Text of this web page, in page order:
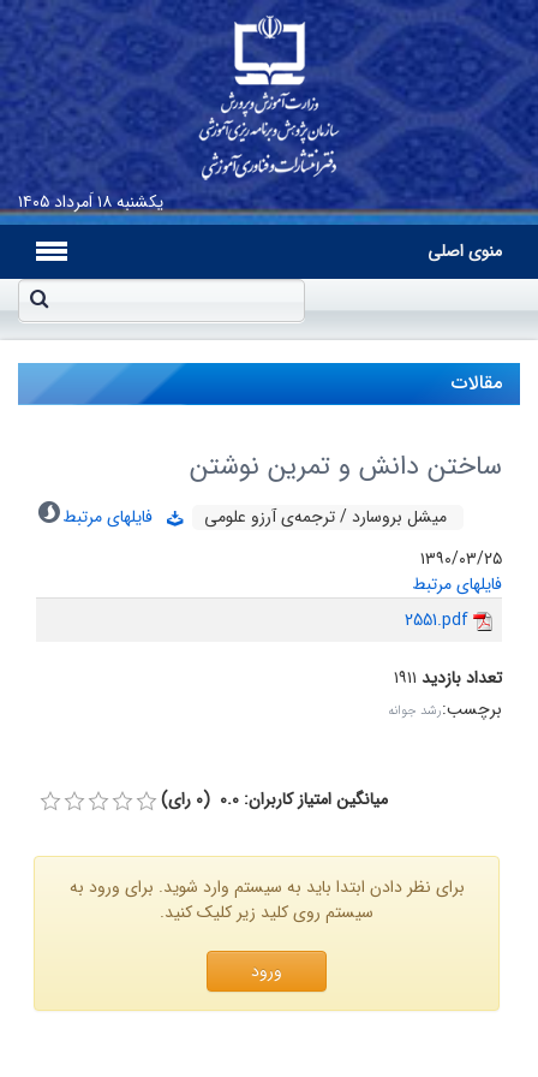
یکشنبه۱۸ اَمرداد ۱۴۰۵
منوی اصلی
مقالات
ساختن دانش و تمرین نوشتن
میشل بروسارد / ترجمه‌ی آرزو علومى
فایلهای مرتبط
۱۳۹۰/۰۳/۲۵
فایلهای مرتبط
2551.pdf
تعداد بازدید ۱۹۱۱
برچسب:رشد جوانه
میانگین امتیاز کاربران: 0.0 (0 رای)
برای نظر دادن ابتدا باید به سیستم وارد شوید. برای ورود به
سیستم روی کلید زیر کلیک کنید.
ورود